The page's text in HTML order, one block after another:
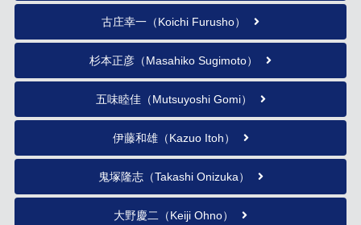
会社概要
著書・論文
お問い合わせ
古庄幸一（Koichi Furusho）
杉本正彦（Masahiko Sugimoto）
五味睦佳（Mutsuyoshi Gomi）
伊藤和雄（Kazuo Itoh）
鬼塚隆志（Takashi Onizuka）
大野慶二（Keiji Ohno）